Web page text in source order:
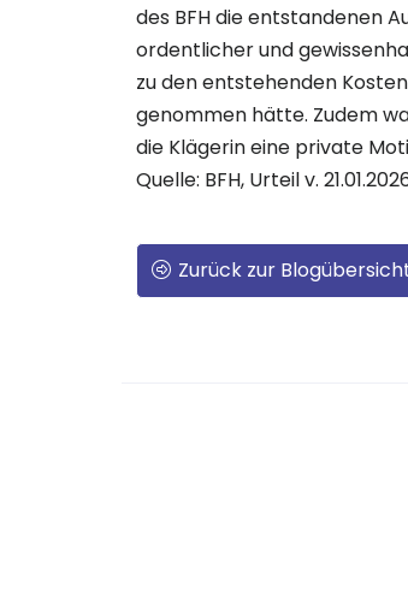
des BFH die entstandenen
ordentlicher und
zu den entstehenden
genommen hätte. Zudem
die Klägerin eine private
Quelle: BFH, Urteil v.
Zurück zur